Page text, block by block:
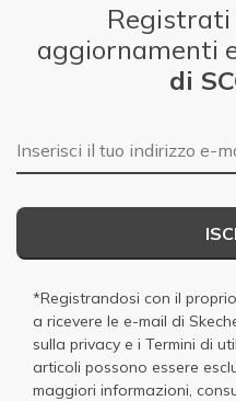
Registrati
aggiornamenti
di
E-mail
*Registrandosi con il
a ricevere le e-mail di
sulla privacy e i Termini di
articoli possono essere
maggiori informazioni,